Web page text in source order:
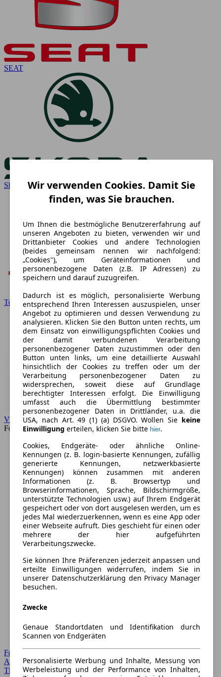
SEAT
Skoda
Toyota
VW
Forum
Forum Startseite
Alle Auto-Foren
Themen-Forum
Wir verwenden Cookies. Damit Sie
finden, was Sie brauchen.
Um Ihnen die bestmögliche Benutzererfahrung auf
unseren Angeboten zu bieten, verwenden wir und
Drittanbieter Cookies und andere Technologien
(beides gemeinsam nennen wir nachfolgend:
„Cookies"), um Geräteinformationen und
personenbezogene Daten (z.B. IP Adressen) zu
speichern und darauf zuzugreifen.
Dadurch ist es möglich, personalisierte Werbung
entsprechend Ihren Interessen auszuspielen, unser
Angebot zu optimieren und dessen Verwendung zu
analysieren. Klicken Sie den Button unten rechts, um
dem Einsatz von einwilligungspflichten Cookies und
der damit verbundenen Verarbeitung
personenbezogener Daten zuzustimmen oder den
Button unten links, um eine detaillierte Auswahl
hinsichtlich der Cookies zu treffen oder um der
Verarbeitung personenbezogener Daten zu
widersprechen, soweit diese auf Grundlage
berechtigter Interessen erfolgt. Die Einwilligung
umfasst auch die Übermittlung bestimmter
personenbezogener Daten in Drittländer, u.a. die
USA, nach Art. 49 (1) (a) DSGVO. Wollen Sie keine
Einwilligung erteilen, klicken Sie bitte hier.
Cookies, Endgeräte- oder ähnliche Online-
Kennungen (z. B. login-basierte Kennungen, zufällig
generierte Kennungen, netzwerkbasierte
Kennungen) können zusammen mit anderen
Informationen (z. B. Browsertyp und
Browserinformationen, Sprache, Bildschirmgröße,
unterstützte Technologien usw.) auf Ihrem Endgerät
gespeichert oder von dort ausgelesen werden, um es
jedes Mal wiederzuerkennen, wenn es eine App oder
einer Webseite aufruft. Dies geschieht für einen oder
mehrere der hier aufgeführten
Verarbeitungszwecke.
Sie können Ihre Präferenzen jederzeit anpassen und
erteilte Einwilligungen widerrufen, indem Sie in
unserer Datenschutzerklärung den Privacy Manager
besuchen.
Zwecke
Genaue Standortdaten und Identifikation durch
Scannen von Endgeräten
Personalisierte Werbung und Inhalte, Messung von
Werbeleistung und der Performance von Inhalten,